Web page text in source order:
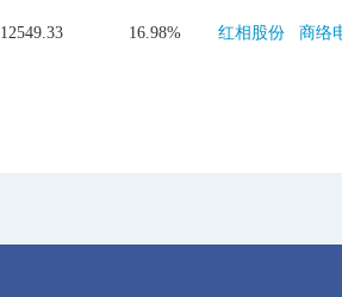
12549.33 16.98% 红相股份 商络